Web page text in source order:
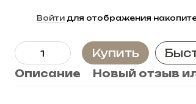
Войтидля отображения
Купить
Описание Новый отзыв